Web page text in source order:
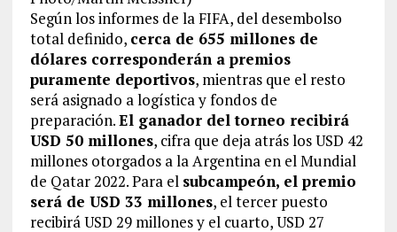
Según los informes de la FIFA, del desembolso
total definido, cerca de 655 millones de
dólares corresponderán a premios
puramente deportivos, mientras que el resto
será asignado a logística y fondos de
preparación.El ganador del torneo recibirá
USD 50 millones, cifra que deja atrás los USD 42
millones otorgados a la Argentina en el Mundial
de Qatar 2022. Para el subcampeón, el premio
será de USD 33 millones, el tercer puesto
recibirá USD 29 millones y el cuarto, USD 27